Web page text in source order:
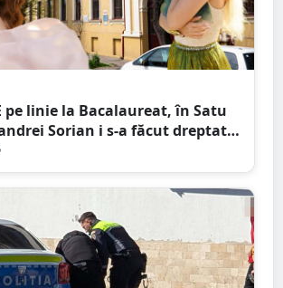
pe linie la Bacalaureat, în Satu
Sorian i s-a făcut dreptate